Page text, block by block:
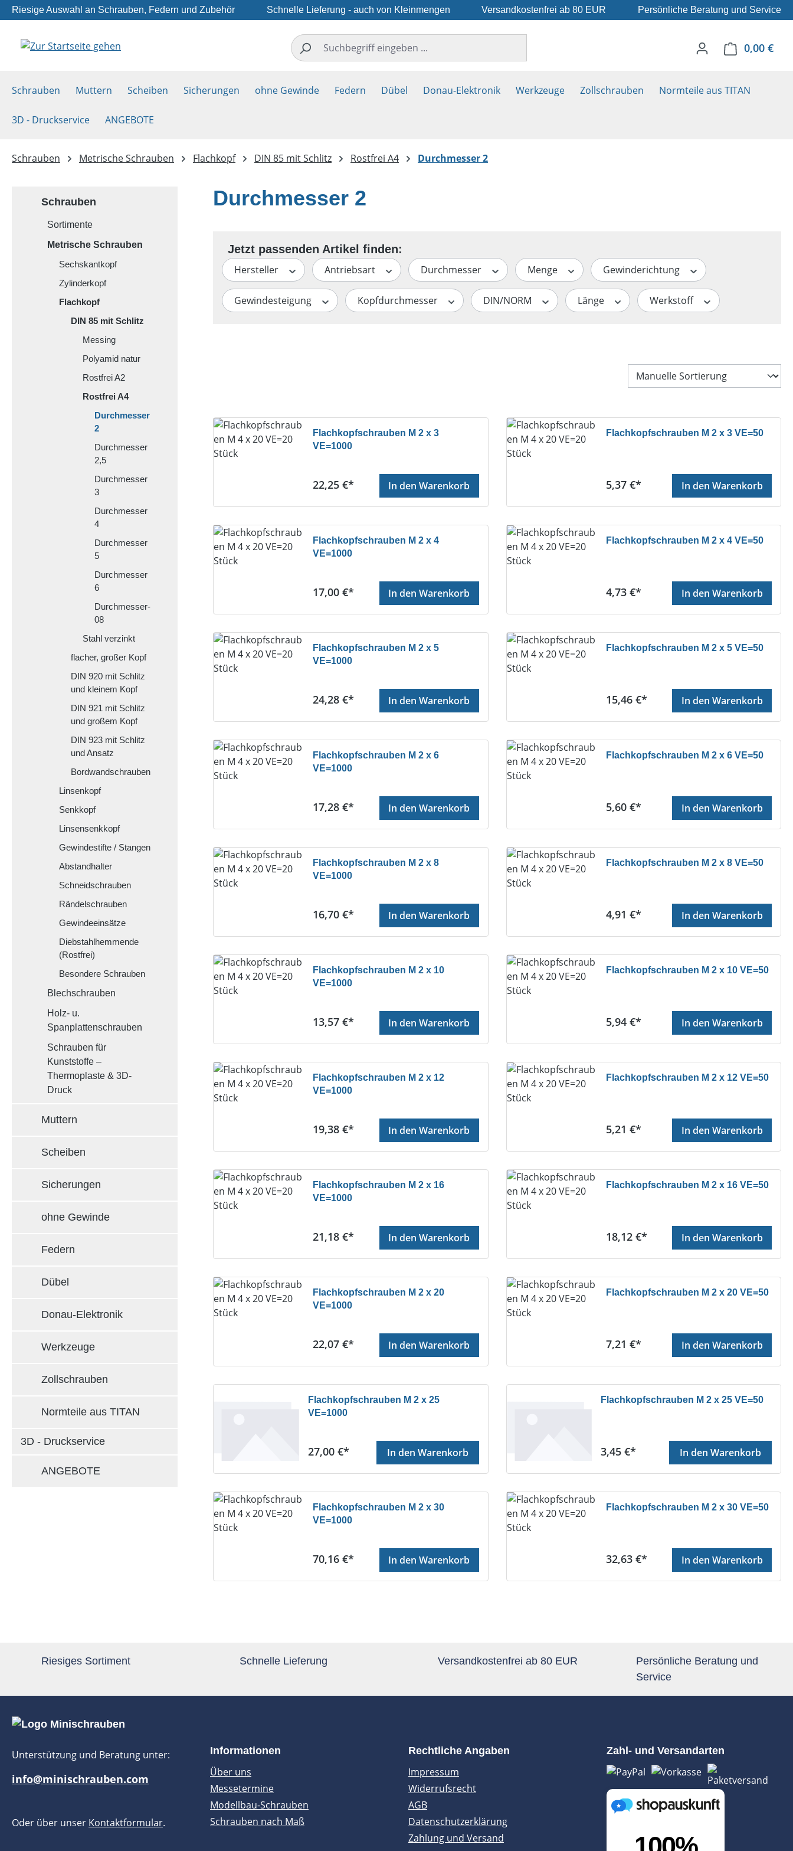
Hauptinhalt springen
Zur Suche springen
Zur Hauptnavigation springen
Riesige Auswahl an Schrauben, Federn und Zubehör Schnelle Lieferung - auch von Kleinmengen Versandkostenfrei ab 80 EUR Persönliche Beratung und Service
0,00 €
Schrauben Muttern Scheiben Sicherungen ohne Gewinde Federn Dübel Donau-Elektronik Werkzeuge Zollschrauben Normteile aus TITAN
3D - Druckservice ANGEBOTE
Schrauben Metrische Schrauben Flachkopf DIN 85 mit Schlitz Rostfrei A4 Durchmesser 2
Schrauben
Sortimente
Metrische Schrauben
Sechskantkopf
Zylinderkopf
Flachkopf
DIN 85 mit Schlitz
Messing
Polyamid natur
Rostfrei A2
Rostfrei A4
Durchmesser
2
Durchmesser
2,5
Durchmesser
3
Durchmesser
4
Durchmesser
5
Durchmesser
6
Durchmesser-
08
Stahl verzinkt
flacher, großer Kopf
DIN 920 mit Schlitz
und kleinem Kopf
DIN 921 mit Schlitz
und großem Kopf
DIN 923 mit Schlitz
und Ansatz
Bordwandschrauben
Linsenkopf
Senkkopf
Linsensenkkopf
Gewindestifte / Stangen
Abstandhalter
Schneidschrauben
Rändelschrauben
Gewindeeinsätze
Diebstahlhemmende
(Rostfrei)
Besondere Schrauben
Blechschrauben
Holz- u.
Spanplattenschrauben
Schrauben für
Kunststoffe –
Thermoplaste & 3D-
Druck
Muttern
Scheiben
Sicherungen
ohne Gewinde
Federn
Dübel
Donau-Elektronik
Werkzeuge
Zollschrauben
Normteile aus TITAN
3D - Druckservice
ANGEBOTE
Durchmesser 2
Hersteller Antriebsart Durchmesser Menge Gewinderichtung
Gewindesteigung Kopfdurchmesser DIN/NORM Länge Werkstoff
Flachkopfschrauben M 2 x 3
VE=1000
Regulärer Preis:
22,25 €* In den Warenkorb
Flachkopfschrauben M 2 x 3 VE=50
Regulärer Preis:
5,37 €* In den Warenkorb
Flachkopfschrauben M 2 x 4
VE=1000
Regulärer Preis:
17,00 €* In den Warenkorb
Flachkopfschrauben M 2 x 4 VE=50
Regulärer Preis:
4,73 €* In den Warenkorb
Flachkopfschrauben M 2 x 5
VE=1000
Regulärer Preis:
24,28 €* In den Warenkorb
Flachkopfschrauben M 2 x 5 VE=50
Regulärer Preis:
15,46 €* In den Warenkorb
Flachkopfschrauben M 2 x 6
VE=1000
Regulärer Preis:
17,28 €* In den Warenkorb
Flachkopfschrauben M 2 x 6 VE=50
Regulärer Preis:
5,60 €* In den Warenkorb
Flachkopfschrauben M 2 x 8
VE=1000
Regulärer Preis:
16,70 €* In den Warenkorb
Flachkopfschrauben M 2 x 8 VE=50
Regulärer Preis:
4,91 €* In den Warenkorb
Flachkopfschrauben M 2 x 10
VE=1000
Regulärer Preis:
13,57 €* In den Warenkorb
Flachkopfschrauben M 2 x 10 VE=50
Regulärer Preis:
5,94 €* In den Warenkorb
Flachkopfschrauben M 2 x 12
VE=1000
Regulärer Preis:
19,38 €* In den Warenkorb
Flachkopfschrauben M 2 x 12 VE=50
Regulärer Preis:
5,21 €* In den Warenkorb
Flachkopfschrauben M 2 x 16
VE=1000
Regulärer Preis:
21,18 €* In den Warenkorb
Flachkopfschrauben M 2 x 16 VE=50
Regulärer Preis:
18,12 €* In den Warenkorb
Flachkopfschrauben M 2 x 20
VE=1000
Regulärer Preis:
22,07 €* In den Warenkorb
Flachkopfschrauben M 2 x 20 VE=50
Regulärer Preis:
7,21 €* In den Warenkorb
Flachkopfschrauben M 2 x 25
VE=1000
Regulärer Preis:
27,00 €* In den Warenkorb
Flachkopfschrauben M 2 x 25 VE=50
Regulärer Preis:
3,45 €* In den Warenkorb
Flachkopfschrauben M 2 x 30
VE=1000
Regulärer Preis:
70,16 €* In den Warenkorb
Flachkopfschrauben M 2 x 30 VE=50
Regulärer Preis:
32,63 €* In den Warenkorb
Riesiges Sortiment Schnelle Lieferung Versandkostenfrei ab 80 EUR
Persönliche Beratung und
Service
Unterstützung und Beratung unter:
info@minischrauben.com
Oder über unser Kontaktformular.
Informationen
Über uns
Messetermine
Modellbau-Schrauben
Schrauben nach Maß
Rechtliche Angaben
Impressum
Widerrufsrecht
AGB
Datenschutzerklärung
Zahlung und Versand
Zahl- und Versandarten